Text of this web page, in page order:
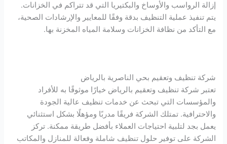
إزالة الرواسب والأوساخ والبكتيريا التي قد تتراكم في الخزانات.
يتم تنفيذ عملية التنظيف بدقة وفقًا للمعايير والإرشادات الصحية،
مع التأكد من نظافة الخزانات وسلامة المياه المخزنة بها.
شركة تنظيف وتعقيم بحي الناصرية بالرياض
تعتبر شركة تنظيف وتعقيم بالرياض خيارًا موثوقًا به للأفراد
والمؤسسات التي تبحث عن خدمات تنظيف عالية الجودة
والاحترافية. تمتلك الشركة فريقًا مدربًا ومؤهلًا بشكل استثنائي
يعمل بجد لتلبية احتياجات العملاء بأفضل طريقة ممكنة. تركز
الشركة على توفير حلول تنظيف شاملة وفعالة للمنازل والمكاتب